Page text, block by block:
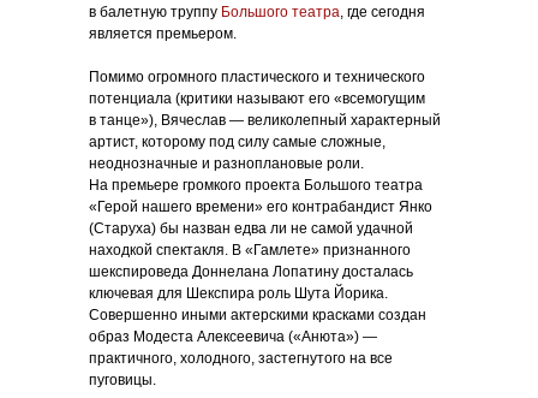
в балетную труппу Большого театра, где сегодня
является премьером.
Помимо огромного пластического и технического
потенциала (критики называют его «всемогущим
в танце»), Вячеслав — великолепный характерный
артист, которому под силу самые сложные,
неоднозначные и разноплановые роли.
На премьере громкого проекта Большого театра
«Герой нашего времени» его контрабандист Янко
(Старуха) бы назван едва ли не самой удачной
находкой спектакля. В «Гамлете» признанного
шекспироведа Доннелана Лопатину досталась
ключевая для Шекспира роль Шута Йорика.
Совершенно иными актерскими красками создан
образ Модеста Алексеевича («Анюта») —
практичного, холодного, застегнутого на все
пуговицы.